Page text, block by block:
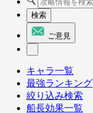
検索
ご意見
キャラ一覧
最強ランキング
絞り込み検索
船長効果一覧